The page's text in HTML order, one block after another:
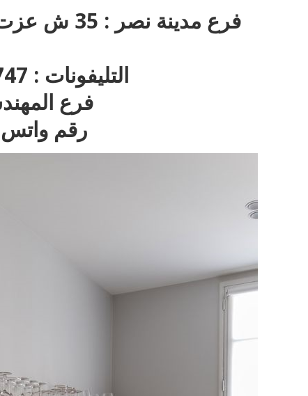
فرع
التليفونات : 22717747 – 01270001596
فرع المهندسين :
رقم واتس اب :